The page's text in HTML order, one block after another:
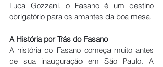
Luca Gozzani, o Fasano é um destino
obrigatório para os amantes da boa mesa.
A História por Trás do Fasano
A história do Fasano começa muito antes
de sua inauguração em São Paulo. A